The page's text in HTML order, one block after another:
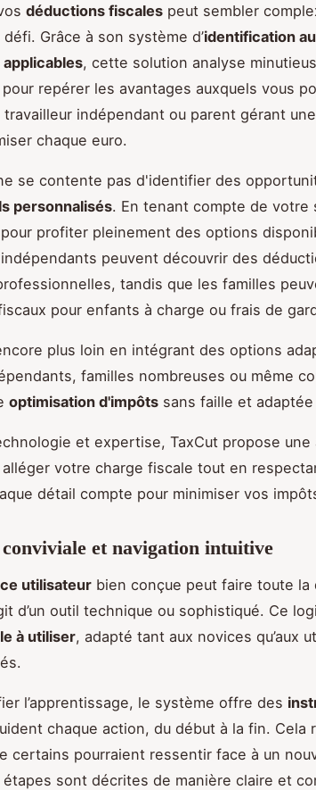
déductions fiscales peut sembler
Grâce à son système d’identification
, cette solution analyse
repérer les avantages auxquels vous
indépendant ou parent gérant
chaque euro.
se contente pas d'identifier des
personnalisés. En tenant compte de votre
profiter pleinement des options
peuvent découvrir des
tandis que les familles
pour enfants à charge ou frais de
plus loin en intégrant des options
familles nombreuses ou même
optimisation d'impôts sans faille et
et expertise, TaxCut propose
votre charge fiscale tout en
détail compte pour minimiser vos
et navigation intuitive
utilisateur bien conçue peut faire toute
d’un outil technique ou sophistiqué. Ce
à utiliser, adapté tant aux novices qu’aux
l’apprentissage, le système offre des
chaque action, du début à la fin. Cela
certains pourraient ressentir face à un
étapes sont décrites de manière claire et